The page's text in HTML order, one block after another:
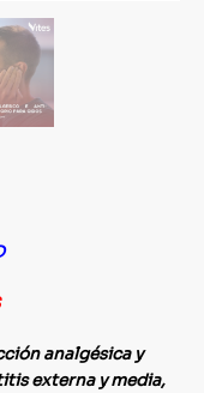
analgésica y
externa y media,